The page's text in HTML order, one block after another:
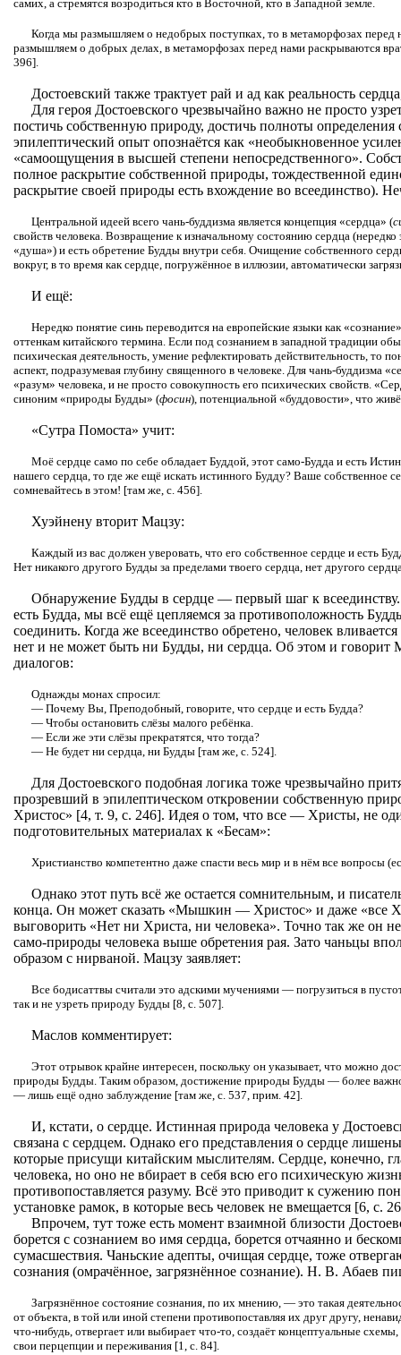
самих, а стремятся возродиться кто в Восточной, кто в Западной земле.
Когда мы размышляем о недобрых поступках, то в метаморфозах перед
размышляем о добрых делах, в метаморфозах перед нами раскрываются
396].
Достоевский также трактует рай и ад как реальность
Для героя Достоевского чрезвычайно важно не просто
постичь собственную природу, достичь полноты
эпилептический опыт опознаётся как «необыкновенное
«самоощущения в высшей степени непосредственного».
полное раскрытие собственной природы, тождественной
раскрытие своей природы есть вхождение во всеединство).
Центральной идеей всего чань-буддизма является концепция «сердца» (
свойств человека. Возвращение к изначальному состоянию сердца
«душа») и есть обретение Будды внутри себя. Очищение собственного
вокруг, в то время как сердце, погружённое в иллюзии, автоматически
И ещё:
Нередко понятие синь переводится на европейские языки как
оттенкам китайского термина. Если под сознанием в западной традиции
психическая деятельность, умение рефлектировать действительность, то
аспект, подразумевая глубину священного в человеке. Для чань-буддизма
«разум» человека, и не просто совокупность его психических свойств.
синоним «природы Будды» (фосин), потенциальной «буддовости», что
«Сутра Помоста» учит:
Моё сердце само по себе обладает Буддой, этот само-Будда и есть
нашего сердца, то где же ещё искать истинного Будду? Ваше собственное
сомневайтесь в этом! [там же, с. 456].
Хуэйнену вторит Мацзу:
Каждый из вас должен уверовать, что его собственное сердце и есть
Нет никакого другого Будды за пределами твоего сердца, нет другого
Обнаружение Будды в сердце — первый шаг к
есть Будда, мы всё ещё цепляемся за противоположность
соединить. Когда же всеединство обретено, человек
нет и не может быть ни Будды, ни сердца. Об этом и говорит
диалогов:
Однажды монах спросил:
— Почему Вы, Преподобный, говорите, что сердце и есть Будда?
— Чтобы остановить слёзы малого ребёнка.
— Если же эти слёзы прекратятся, что тогда?
— Не будет ни сердца, ни Будды [там же, с. 524].
Для Достоевского подобная логика тоже чрезвычайно
прозревший в эпилептическом откровении собственную
Христос» [4, т. 9, с. 246]. Идея о том, что все — Христы, не
подготовительных материалах к «Бесам»:
Христианство компетентно даже спасти весь мир и в нём все вопросы
Однако этот путь всё же остается сомнительным, и
конца. Он может сказать «Мышкин — Христос» и даже «все
выговорить «Нет ни Христа, ни человека». Точно так же он
само-природы человека выше обретения рая. Зато чаньцы
образом с нирваной. Мацзу заявляет:
Все бодисаттвы считали это адскими мучениями — погрузиться в
так и не узреть природу Будды [8, с. 507].
Маслов комментирует:
Этот отрывок крайне интересен, поскольку он указывает, что можно
природы Будды. Таким образом, достижение природы Будды — более
— лишь ещё одно заблуждение [там же, с. 537, прим. 42].
И, кстати, о сердце. Истинная природа человека у
связана с сердцем. Однако его представления о сердце
которые присущи китайским мыслителям. Сердце, конечно,
человека, но оно не вбирает в себя всю его психическую
противопоставляется разуму. Всё это приводит к сужению
установке рамок, в которые весь человек не вмещается [6, с.
Впрочем, тут тоже есть момент взаимной близости
борется с сознанием во имя сердца, борется отчаянно и
сумасшествия. Чаньские адепты, очищая сердце, тоже
сознания (омрачённое, загрязнённое сознание). Н. В. Абаев
Загрязнённое состояние сознания, по их мнению, — это такая
от объекта, в той или иной степени противопоставляя их друг другу,
что-нибудь, отвергает или выбирает что-то, создаёт концептуальные
свои перцепции и переживания [1, с. 84].